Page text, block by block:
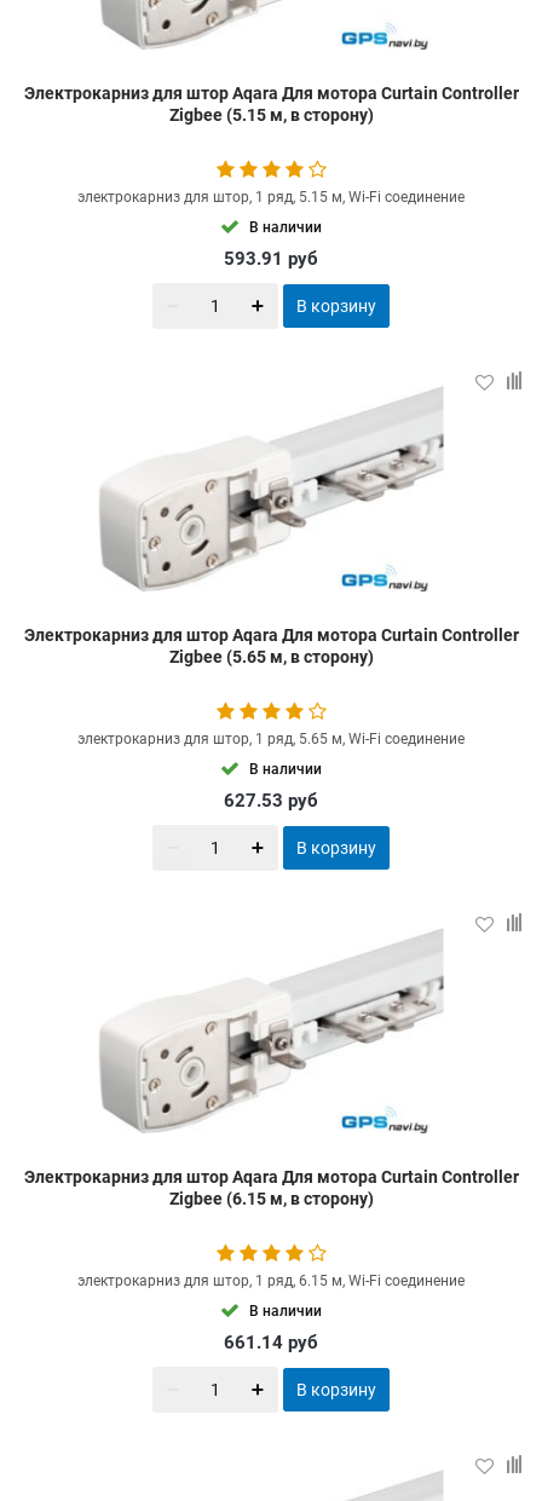
Электрокарниз для штор Aqara Для мотора Curtain Controller
Zigbee (5.15 м, в сторону)
электрокарниз для штор, 1 ряд, 5.15 м, Wi-Fi соединение
В наличии
593.91 руб
В корзину
Электрокарниз для штор Aqara Для мотора Curtain Controller
Zigbee (5.65 м, в сторону)
электрокарниз для штор, 1 ряд, 5.65 м, Wi-Fi соединение
В наличии
627.53 руб
В корзину
Электрокарниз для штор Aqara Для мотора Curtain Controller
Zigbee (6.15 м, в сторону)
электрокарниз для штор, 1 ряд, 6.15 м, Wi-Fi соединение
В наличии
661.14 руб
В корзину